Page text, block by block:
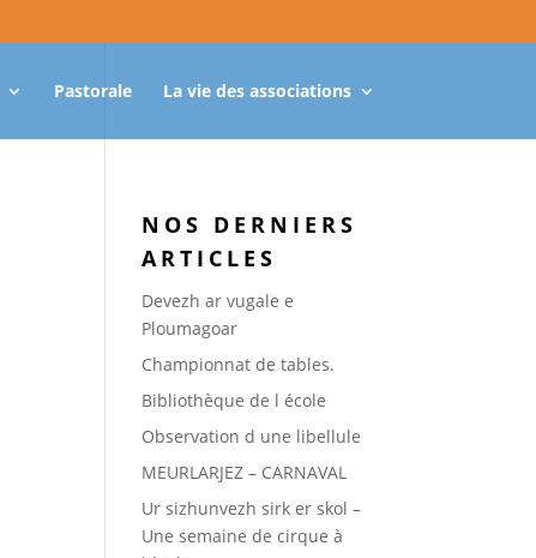
Pastorale La vie des associations
NOS DERNIERS
ARTICLES
Devezh ar vugale e
Ploumagoar
Championnat de tables.
Bibliothèque de l école
Observation d une libellule
MEURLARJEZ – CARNAVAL
Ur sizhunvezh sirk er skol –
Une semaine de cirque à